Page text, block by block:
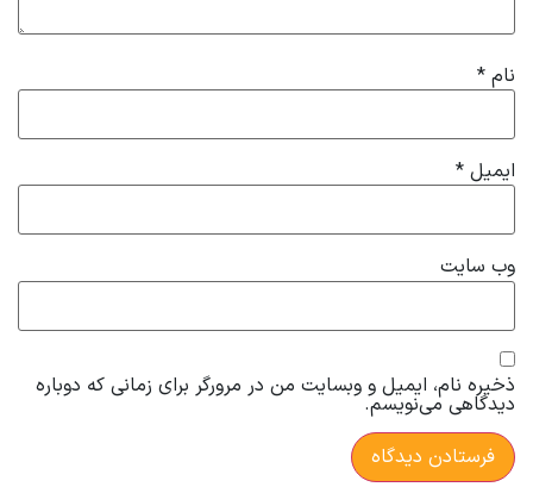
نام *
ایمیل *
وب‌ سایت
ذخیره نام، ایمیل و وبسایت من در مرورگر برای زمانی که دوباره
دیدگاهی می‌نویسم.